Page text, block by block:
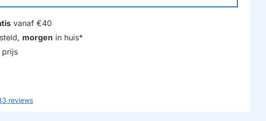
vanaf €40
morgen in huis*
prijs
reviews